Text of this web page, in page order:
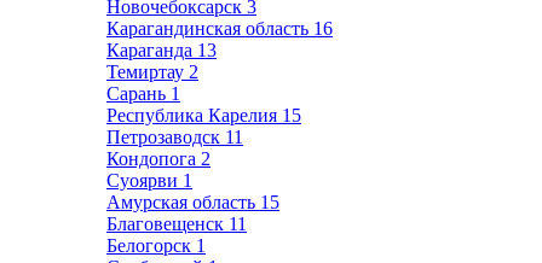
Новочебоксарск 3
Карагандинская область 16
Караганда 13
Темиртау 2
Сарань 1
Республика Карелия 15
Петрозаводск 11
Кондопога 2
Суоярви 1
Амурская область 15
Благовещенск 11
Белогорск 1